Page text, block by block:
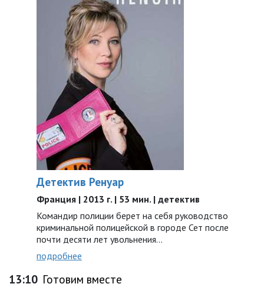
Детектив Ренуар
Франция | 2013 г. | 53 мин. | детектив
Командир полиции берет на себя руководство
криминальной полицейской в городе Сет после
почти десяти лет увольнения…
подробнее
13:10 Готовим вместе